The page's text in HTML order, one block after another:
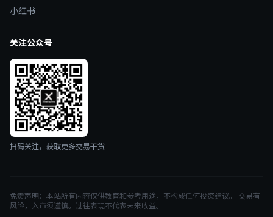
小红书
关注公众号
扫码关注，获取更多交易干货
免责声明：本站所有内容仅供教育和参考用途，不构成任何投资建议。 交易有
风险，入市须谨慎。过往表现不代表未来收益。